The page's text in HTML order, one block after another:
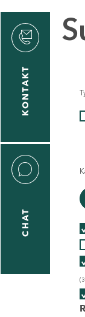
KONTAKT
CHAT